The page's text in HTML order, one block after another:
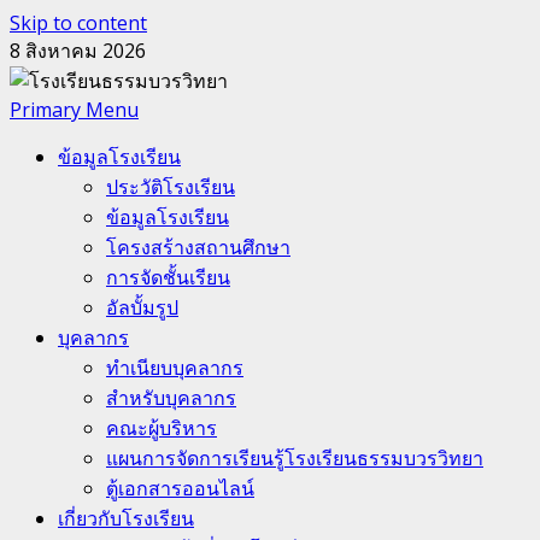
Skip to content
8 สิงหาคม 2026
Primary Menu
ข้อมูลโรงเรียน
ประวัติโรงเรียน
ข้อมูลโรงเรียน
โครงสร้างสถานศึกษา
การจัดชั้นเรียน
อัลบั้มรูป
บุคลากร
ทำเนียบบุคลากร
สำหรับบุคลากร
คณะผู้บริหาร
แผนการจัดการเรียนรู้โรงเรียนธรรมบวรวิทยา
ตู้เอกสารออนไลน์
เกี่ยวกับโรงเรียน